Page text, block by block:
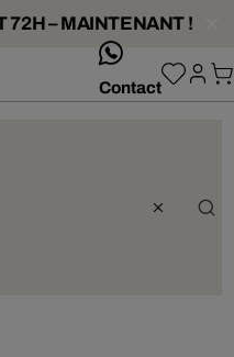
72H – MAINTENANT !
Contact